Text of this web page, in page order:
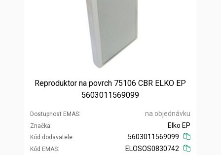
Reproduktor na povrch 75106 CBR ELKO EP
5603011569099
Dostupnost EMAS na objednávku
Značka
Kód dodavatele
Elko EP
5603011569099
Kód EMAS
ELOSOS0830742